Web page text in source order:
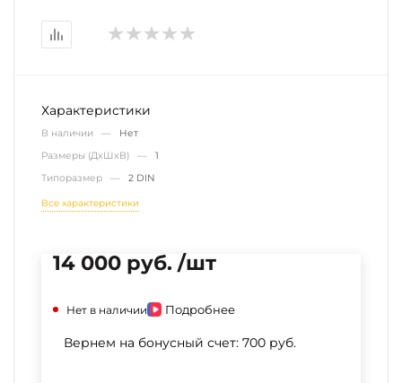
Характеристики
В наличии — Нет
Размеры (ДxШxВ) — 1
Типоразмер — 2 DIN
Все характеристики
14 000 руб. /шт
Нет в наличии Подробнее
Вернем на бонусный счет: 700 руб.